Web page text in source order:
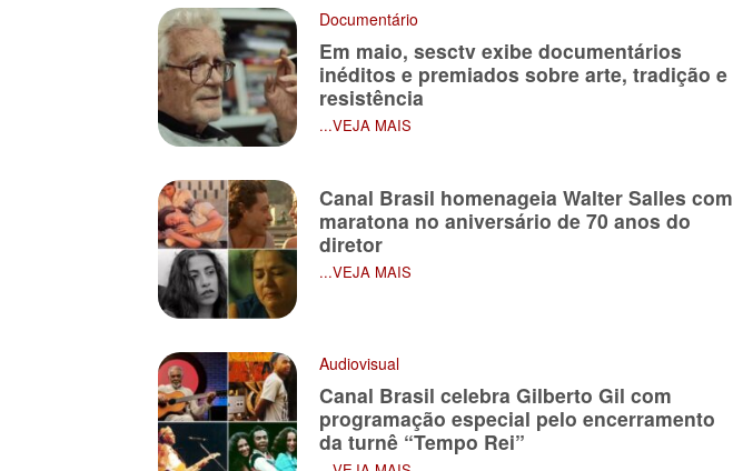
Documentário
Em maio, sesctv exibe documentários
inéditos e premiados sobre arte, tradição e
resistência
...VEJA MAIS
Canal Brasil homenageia Walter Salles com
maratona no aniversário de 70 anos do
diretor
...VEJA MAIS
Audiovisual
Canal Brasil celebra Gilberto Gil com
programação especial pelo encerramento
da turnê “Tempo Rei”